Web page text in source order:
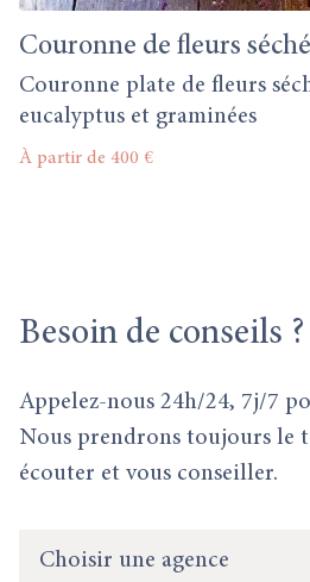
Couronne de fleurs
Couronne plate de fleurs
eucalyptus et graminées
À partir de 400 €
Besoin de conseils ?
Appelez-nous 24h/24, 7j/7
Nous prendrons toujours le
écouter et vous conseiller.
Choisir une agence